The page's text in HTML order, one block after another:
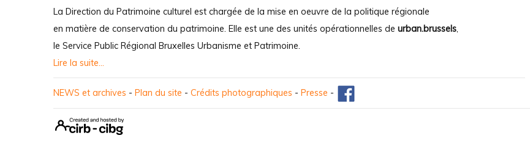
La Direction du Patrimoine culturel est chargée de la mise en oeuvre de la politique régionale
en matière de conservation du patrimoine. Elle est une des unités opérationnelles de urban.brussels,
le Service Public Régional Bruxelles Urbanisme et Patrimoine.
Lire la suite...
NEWS et archives - Plan du site - Crédits photographiques - Presse -